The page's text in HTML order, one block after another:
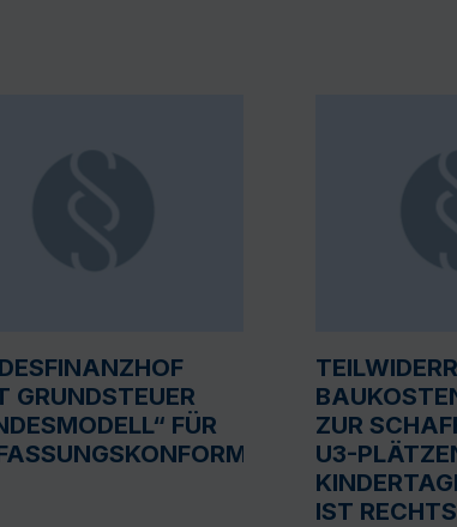
GRUNDSTEUER
FÜR
ZUR
U3-
IST